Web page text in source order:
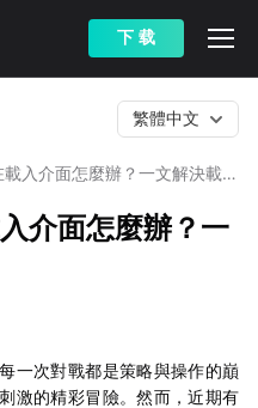
下 载
載入介面怎麼辦？一文解決載入
繁體中文
介面怎麼辦？一
一次對戰都是策略與操作的巔
激的精彩冒險。然而，近期有